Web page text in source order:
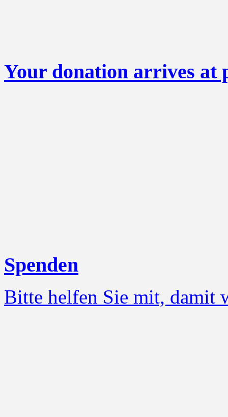
Your donation arrives at
Spenden
Bitte helfen Sie mit, damit